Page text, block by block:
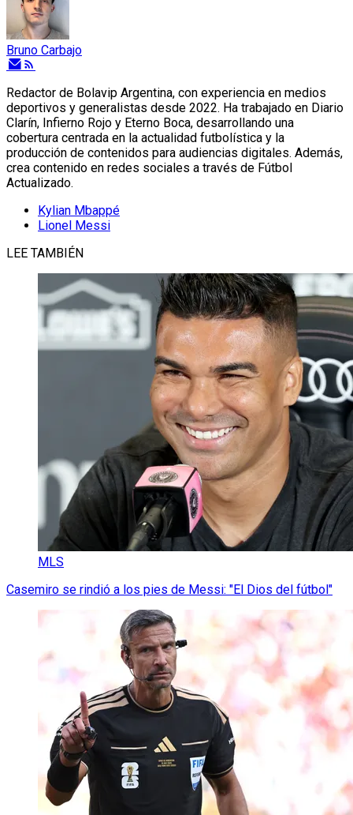
Bruno Carbajo
Redactor de Bolavip Argentina, con experiencia en medios
deportivos y generalistas desde 2022. Ha trabajado en Diario
Clarín, Infierno Rojo y Eterno Boca, desarrollando una
cobertura centrada en la actualidad futbolística y la
producción de contenidos para audiencias digitales. Además,
crea contenido en redes sociales a través de Fútbol
Actualizado.
Kylian Mbappé
Lionel Messi
LEE TAMBIÉN
MLS
Casemiro se rindió a los pies de Messi: "El Dios del fútbol"